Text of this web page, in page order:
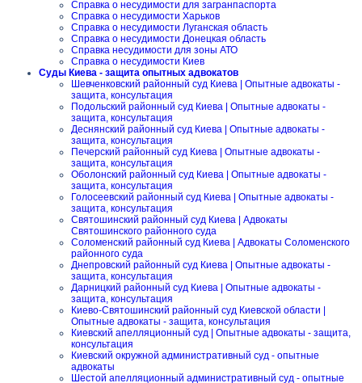
Справка о несудимости для загранпаспорта
Справка о несудимости Харьков
Справка о несудимости Луганская область
Справка о несудимости Донецкая область
Справка несудимости для зоны АТО
Справка о несудимости Киев
Суды Киева - защита опытных адвокатов
Шевченковский районный суд Киева | Опытные адвокаты -
защита, консультация
Подольский районный суд Киева | Опытные адвокаты -
защита, консультация
Деснянский районный суд Киева | Опытные адвокаты -
защита, консультация
Печерский районный суд Киева | Опытные адвокаты -
защита, консультация
Оболонский районный суд Киева | Опытные адвокаты -
защита, консультация
Голосеевский районный суд Киева | Опытные адвокаты -
защита, консультация
Святошинский районный суд Киева | Адвокаты
Святошинского районного суда
Соломенский районный суд Киева | Адвокаты Соломенского
районного суда
Днепровский районный суд Киева | Опытные адвокаты -
защита, консультация
Дарницкий районный суд Киева | Опытные адвокаты -
защита, консультация
Киево-Святошинский районный суд Киевской области |
Опытные адвокаты - защита, консультация
Киевский апелляционный суд | Опытные адвокаты - защита,
консультация
Киевский окружной административный суд - опытные
адвокаты
Шестой апелляционный административный суд - опытные